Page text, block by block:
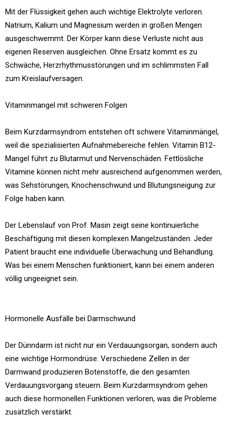
Mit der Flüssigkeit gehen auch wichtige Elektrolyte verloren.
Natrium, Kalium und Magnesium werden in großen Mengen
ausgeschwemmt. Der Körper kann diese Verluste nicht aus
eigenen Reserven ausgleichen. Ohne Ersatz kommt es zu
Schwäche, Herzrhythmusstörungen und im schlimmsten Fall
zum Kreislaufversagen.
Vitaminmangel mit schweren Folgen
Beim Kurzdarmsyndrom entstehen oft schwere Vitaminmängel,
weil die spezialisierten Aufnahmebereiche fehlen. Vitamin B12-
Mangel führt zu Blutarmut und Nervenschäden. Fettlösliche
Vitamine können nicht mehr ausreichend aufgenommen werden,
was Sehstörungen, Knochenschwund und Blutungsneigung zur
Folge haben kann.
Der Lebenslauf von Prof. Masin zeigt seine kontinuierliche
Beschäftigung mit diesen komplexen Mangelzuständen. Jeder
Patient braucht eine individuelle Überwachung und Behandlung.
Was bei einem Menschen funktioniert, kann bei einem anderen
völlig ungeeignet sein.
Hormonelle Ausfälle bei Darmschwund
Der Dünndarm ist nicht nur ein Verdauungsorgan, sondern auch
eine wichtige Hormondrüse. Verschiedene Zellen in der
Darmwand produzieren Botenstoffe, die den gesamten
Verdauungsvorgang steuern. Beim Kurzdarmsyndrom gehen
auch diese hormonellen Funktionen verloren, was die Probleme
zusätzlich verstärkt.